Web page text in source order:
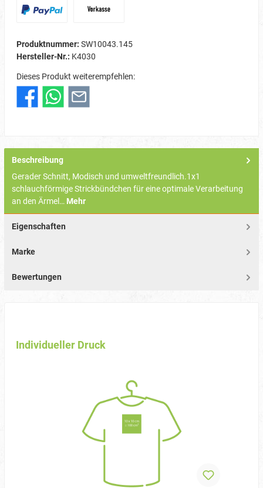
Produktnummer: SW10043.145
Hersteller-Nr.: K4030
Dieses Produkt weiterempfehlen:
Beschreibung
Gerader Schnitt, Modisch und umweltfreundlich.1x1
schlauchförmige Strickbündchen für eine optimale Verarbeitung
an den Ärmel… Mehr
Eigenschaften
Marke
Bewertungen
Individueller Druck